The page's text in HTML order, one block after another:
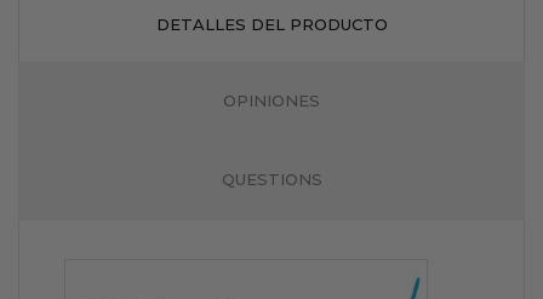
DETALLES DEL PRODUCTO
OPINIONES
QUESTIONS